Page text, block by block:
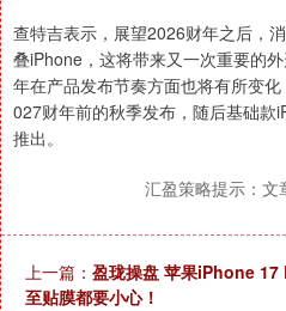
查特吉表示，展望2026财年之后，
叠iPhone，这将带来又一次重要的
年在产品发布节奏方面也将有所变
027财年前的秋季发布，随后基础
推出。
汇盈策略提示：文
上一篇： 盈珑操盘 苹果iPhone 17
至贴膜都要小心！